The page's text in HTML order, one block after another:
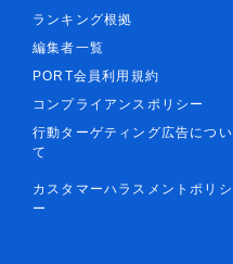
ランキング根拠
編集者一覧
PORT会員利用規約
コンプライアンスポリシー
行動ターゲティング広告につい
て
カスタマーハラスメントポリシ
ー